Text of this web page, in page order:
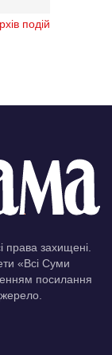
подій
захищені.
«Всі Суми
посилання